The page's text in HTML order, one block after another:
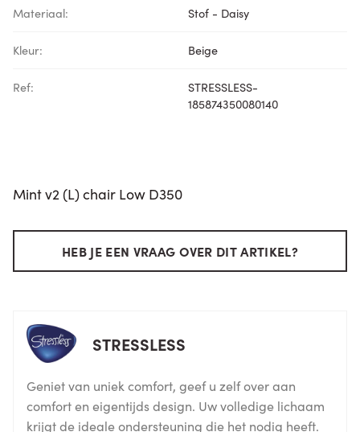
Materiaal: Stof - Daisy
Kleur: Beige
Ref:
STRESSLESS-
185874350080140
Mint v2 (L) chair Low D350
HEB JE EEN VRAAG OVER DIT ARTIKEL?
STRESSLESS
Geniet van uniek comfort, geef u zelf over aan
comfort en eigentijds design. Uw volledige lichaam
krijgt de ideale ondersteuning die het nodig heeft.